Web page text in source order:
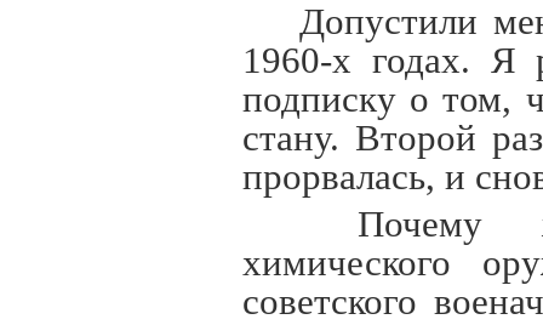
Допустили
1960-х годах. Я
подписку о том,
стану. Второй
прорвалась, и
Почему
химического
советского